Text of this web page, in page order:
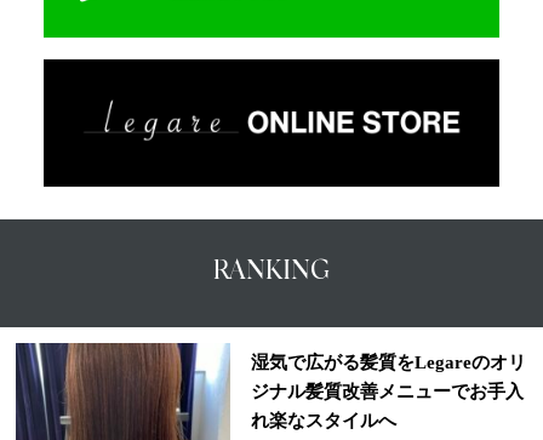
RANKING
湿気で広がる髪質をLegareのオリ
ジナル髪質改善メニューでお手入
れ楽なスタイルへ